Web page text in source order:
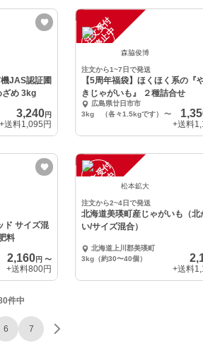
JAS認証圃
ざめ 3kg
3,240円
+送料1,095円
注
文
受
付
停
止
中
森脇俊博
注文から1~7日で発送
【5周年福袋】ほくほく系の『
きじゃがいも』 ２種詰合せ
広島県廿日市市
3kg （各々1.5kgです）
〜
+送料
ド サイズ混
料
2,160円〜
+送料800円
注
文
受
付
停
止
中 松本鉱大
注文から2~4日で発送
北海道美瑛町産じゃがいも（北
い/サイズ混合）
北海道上川郡美瑛町
3kg（約30〜40個）
+送料
件中
6 7